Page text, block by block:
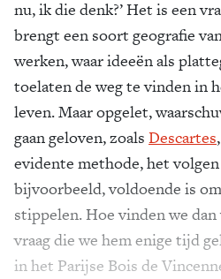
nu, ik die denk?’ Het is een
brengt een soort geografie
werken, waar ideeën als
toelaten de weg te vinden in
leven. Maar opgelet,
gaan geloven, zoals Descartes
evidente methode, het
bijvoorbeeld, voldoende is
stippelen. Hoe vinden we dan
vraag die we hem enige tijd
in het Parijse Bois de